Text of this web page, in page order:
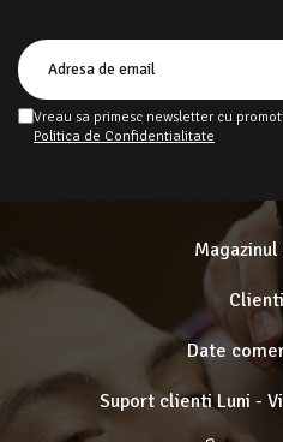
Vreau sa primesc newsletter cu
Politica de Confidentialitate
Clienti
Date
Suport clientiLuni -